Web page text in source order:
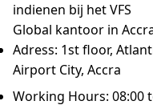
indienen bij het VFS
Global kantoor in
Adress: 1st floor,
Airport City, Accra
Working Hours: 08:00